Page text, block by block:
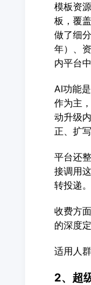
模板资
板，覆
做了细
年）、
内平台
AI功能
作为主
动升级
正、扩
平台还
接调用
转投递。
收费方
的深度
适用人
2、超